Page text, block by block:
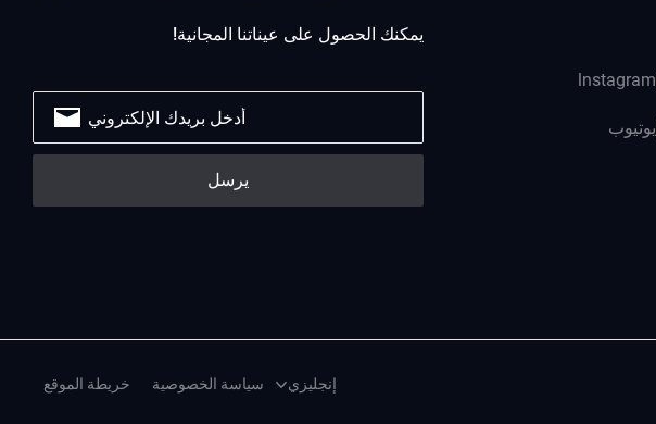
lnstagram
يوتيوب
يمكنك الحصول على عيناتنا المجانية!
إنجليزي سياسة الخصوصية خريطة الموقع